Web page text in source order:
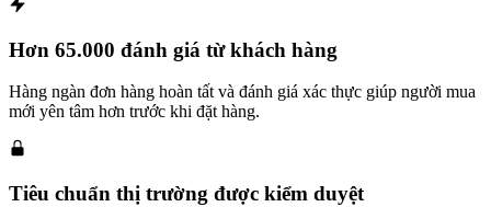
Hơn 65.000 đánh giá từ khách hàng
Hàng ngàn đơn hàng hoàn tất và đánh giá xác thực giúp người mua
mới yên tâm hơn trước khi đặt hàng.
Tiêu chuẩn thị trường được kiểm duyệt